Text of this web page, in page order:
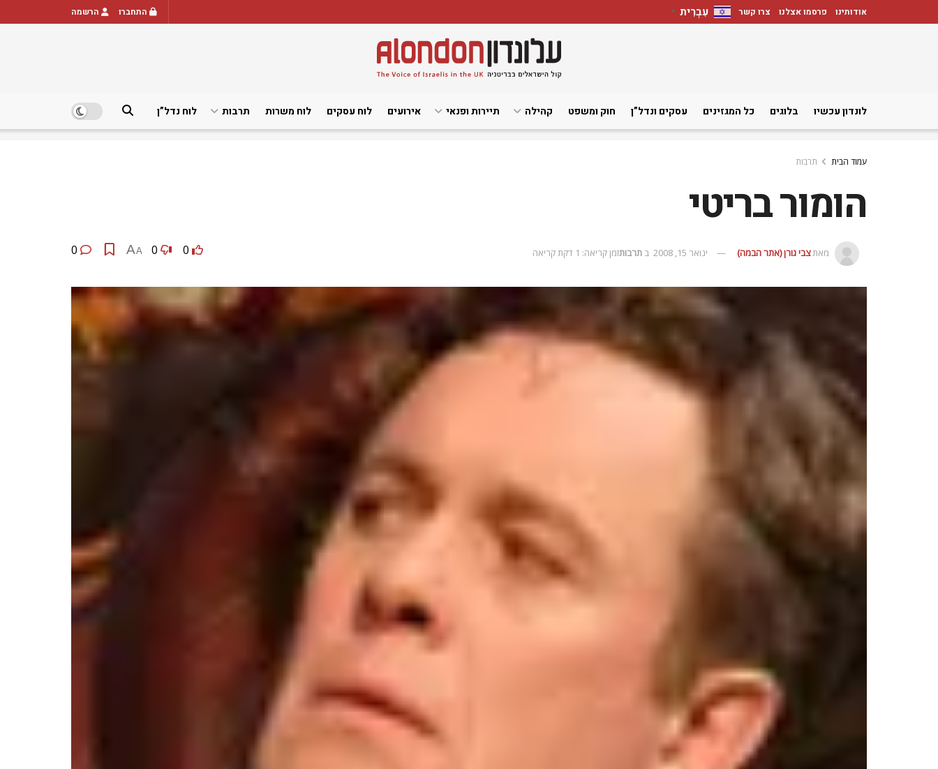
אודותינו פרסמו אצלנו צרו קשר עִבְרִית ▼ התחברו הרשמה
לונדון עכשיו בלוגים כל המגזינים עסקים ונדל”ן חוק ומשפט קהילה תיירות ופנאי אירועים לוח עסקים לוח משרות תרבות לוח נדל”ן
עמוד הבית תרבות
הומור בריטי
מאתצבי גורן (אתר הבמה) ינואר 15, 2008 ב תרבותזמן קריאה: 1 דקת קריאה 0
0
A
A